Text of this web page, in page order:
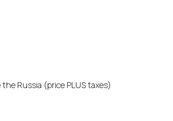
Russia (price PLUS taxes)